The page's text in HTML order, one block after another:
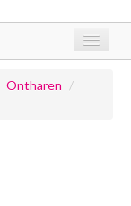
Ontharen /